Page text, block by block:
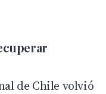
de Chile volvió